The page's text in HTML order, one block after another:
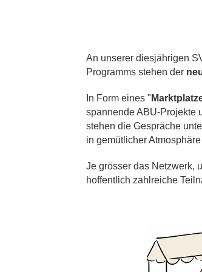
An unserer diesjährigen
Programms stehen der
In Form eines "
spannende ABU-Projekte
stehen die Gespräche
in gemütlicher
Je grösser das Netzwerk,
hoffentlich zahlreiche